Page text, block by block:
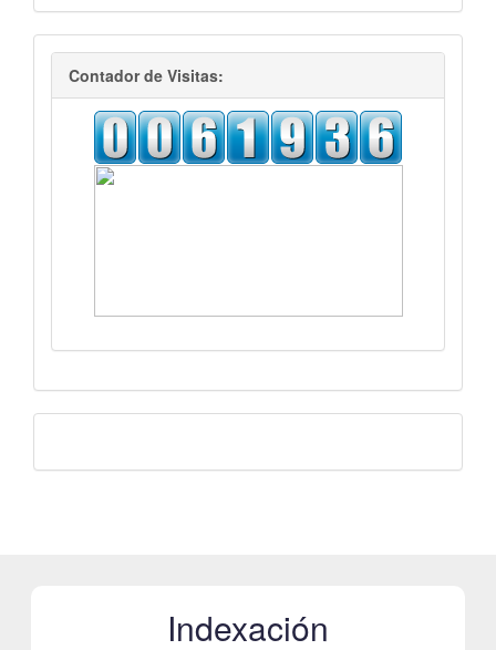
visitas
Contador de Visitas:
Indexación